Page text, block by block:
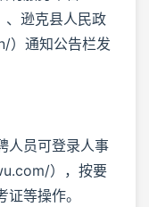
逊克县人民政
）通知公告栏发
人员可登录人事
），按要
等操作。